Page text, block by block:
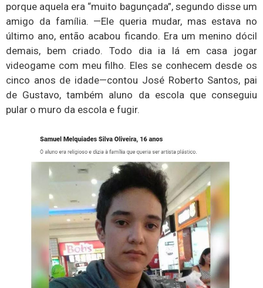
porque aquela era “muito bagunçada”, segundo disse um
amigo da família. —Ele queria mudar, mas estava no
último ano, então acabou ficando. Era um menino dócil
demais, bem criado. Todo dia ia lá em casa jogar
videogame com meu filho. Eles se conhecem desde os
cinco anos de idade—contou José Roberto Santos, pai
de Gustavo, também aluno da escola que conseguiu
pular o muro da escola e fugir.